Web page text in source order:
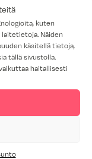
kuten
Näiden
käsitellä tietoja,
tällä sivustolla.
haitallisesti